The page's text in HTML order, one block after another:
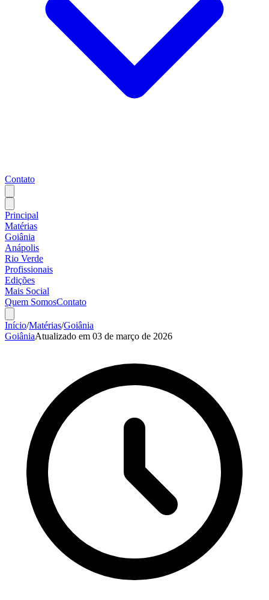
Contato
Principal
Matérias
Goiânia
Anápolis
Rio Verde
Profissionais
Edições
Mais Social
Quem SomosContato
Início/Matérias/Goiânia
GoiâniaAtualizado em 03 de março de 2026